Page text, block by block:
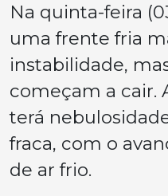
Na quinta-feira
uma frente fria
instabilidade,
começam a cair.
terá
fraca, com o
de ar frio.